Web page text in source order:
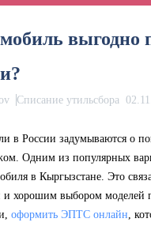
выгодно
Списание утильсбора
в России задумываются о
Одним из популярных
в Кыргызстане. Это
хорошим выбором моделей
оформить ЭПТС онлайн,